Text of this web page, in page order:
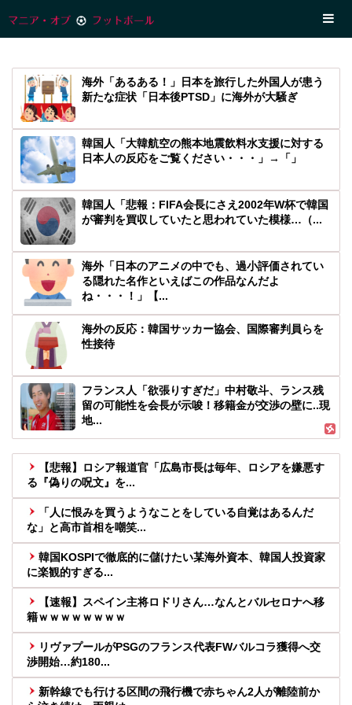
海外「あるある！」日本を旅行した外国人が患う
新たな症状「日本後PTSD」に海外が大騒ぎ
韓国人「大韓航空の熊本地震飲料水支援に対する
日本人の反応をご覧ください・・・」→「」
韓国人「悲報：FIFA会長にさえ2002年W杯で韓国
が審判を買収していたと思われていた模様…（...
海外「日本のアニメの中でも、過小評価されてい
る隠れた名作といえばこの作品なんだよ
ね・・・！」【...
海外の反応：韓国サッカー協会、国際審判員らを
性接待
フランス人「欲張りすぎだ」中村敬斗、ランス残
留の可能性を会長が示唆！移籍金が交渉の壁に..現
地...
【悲報】ロシア報道官「広島市長は毎年、ロシアを嫌悪す
る『偽りの呪文』を...
「人に恨みを買うようなことをしている自覚はあるんだ
な」と高市首相を嘲笑...
韓国KOSPIで徹底的に儲けたい某海外資本、韓国人投資家
に楽観的すぎる...
【速報】スペイン主将ロドリさん…なんとバルセロナへ移
籍ｗｗｗｗｗｗｗｗ
リヴァプールがPSGのフランス代表FWバルコラ獲得へ交
渉開始…約180...
新幹線でも行ける区間の飛行機で赤ちゃん2人が離陸前か